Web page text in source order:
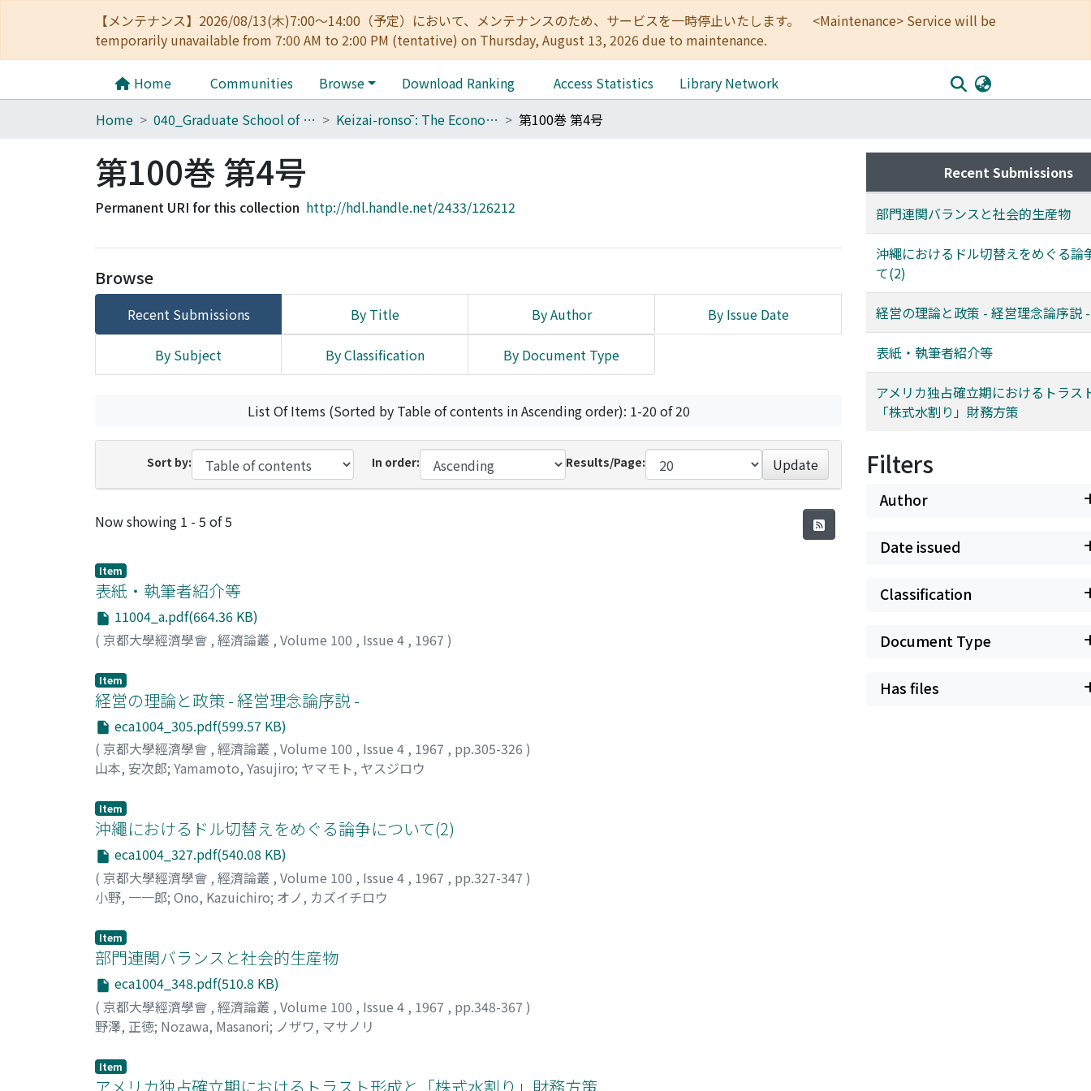
【メンテナンス】2026/08/13(木)7:00～14:00（予定）において、メンテナンスのため、サービスを一時停止いたします。 <Maintenance> Service will be
temporarily unavailable from 7:00 AM to 2:00 PM (tentative) on Thursday, August 13, 2026 due to maintenance.
Home Communities Browse Download Ranking Access Statistics
Library Network
Home
040_Graduate School of Economics Keizai-ronsō : The Economic Review 第100巻 第4号
第100巻 第4号
Permanent URI for this collection http://hdl.handle.net/2433/126212
Browse
Recent Submissions By Title By Author By Issue Date
By Subject By Classification By Document Type
List Of Items (Sorted by Table of contents in Ascending order): 1-20 of 20
Sort by: In order: Results/Page: Update
Recent Submissions
Now showing 1 - 5 of 5
Item
表紙・執筆者紹介等
11004_a.pdf(664.36 KB)
( 京都大學經濟學會 , 經濟論叢 , Volume 100 , Issue 4 , 1967 )
Item
経営の理論と政策 - 経営理念論序説 -
eca1004_305.pdf(599.57 KB)
( 京都大學經濟學會 , 經濟論叢 , Volume 100 , Issue 4 , 1967 , pp.305-326 )
山本, 安次郎; Yamamoto, Yasujiro; ヤマモト, ヤスジロウ
Item
沖繩におけるドル切替えをめぐる論争について(2)
eca1004_327.pdf(540.08 KB)
( 京都大學經濟學會 , 經濟論叢 , Volume 100 , Issue 4 , 1967 , pp.327-347 )
小野, 一一郎; Ono, Kazuichiro; オノ, カズイチロウ
Item
部門連関バランスと社会的生産物
eca1004_348.pdf(510.8 KB)
( 京都大學經濟學會 , 經濟論叢 , Volume 100 , Issue 4 , 1967 , pp.348-367 )
野澤, 正徳; Nozawa, Masanori; ノザワ, マサノリ
Item
アメリカ独占確立期におけるトラスト形成と「株式水割り」財務方策
Recent Submissions
部門連関バランスと社会的生産物
沖繩におけるドル切替えをめぐる論
て(2)
経営の理論と政策 - 経営理念論序説 -
表紙・執筆者紹介等
アメリカ独占確立期におけるトラス
「株式水割り」財務方策
Filters
Author
Date issued
Classification
Document Type
Has files